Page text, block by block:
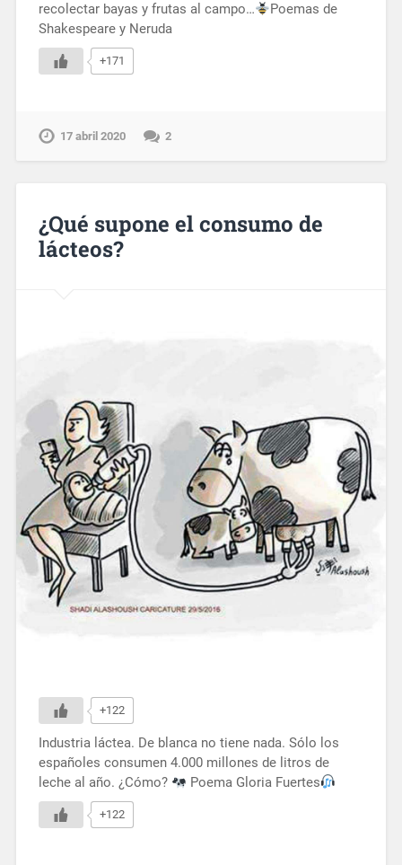
recolectar bayas y frutas al campo…
Poemas de
Shakespeare y Neruda
+171
17 abril 2020 2
¿Qué supone el consumo de
lácteos?
+122
Industria láctea. De blanca no tiene nada. Sólo los
españoles consumen 4.000 millones de litros de
leche al año. ¿Cómo?
Poema Gloria Fuertes
+122